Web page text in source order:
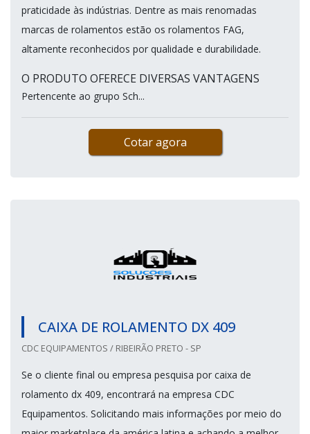
praticidade às indústrias. Dentre as mais renomadas
marcas de rolamentos estão os rolamentos FAG,
altamente reconhecidos por qualidade e durabilidade.
O PRODUTO OFERECE DIVERSAS VANTAGENS
Pertencente ao grupo Sch...
Cotar agora
CAIXA DE ROLAMENTO DX 409
CDC EQUIPAMENTOS / RIBEIRÃO PRETO - SP
Se o cliente final ou empresa pesquisa por caixa de
rolamento dx 409, encontrará na empresa CDC
Equipamentos. Solicitando mais informações por meio do